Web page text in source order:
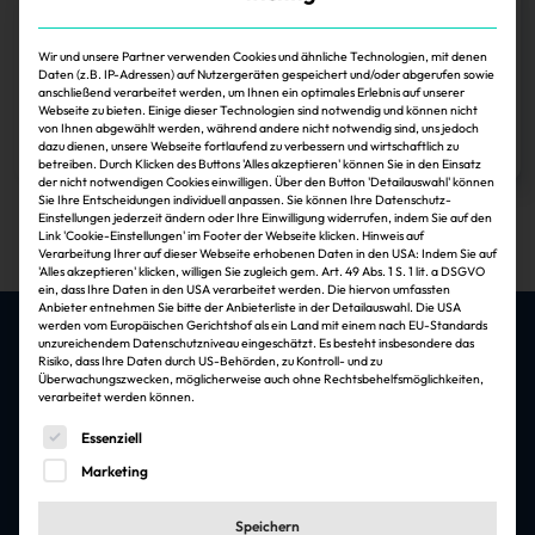
Savills IM: Volker Wanka geht zurück nach
Singapur
Harald Thomeczek 30.11.2024
Zum Artikel
1
Die besten Jobs & Arbeitgeber in der
Architektur & Ingenieursleistungen
Wir und unsere Partner verwenden Cookies und ähnliche Technologien, mit denen
Daten (z.B. IP-Adressen) auf Nutzergeräten gespeichert und/oder abgerufen sowie
anschließend verarbeitet werden, um Ihnen ein optimales Erlebnis auf unserer
Webseite zu bieten. Einige dieser Technologien sind notwendig und können nicht
von Ihnen abgewählt werden, während andere nicht notwendig sind, uns jedoch
dazu dienen, unsere Webseite fortlaufend zu verbessern und wirtschaftlich zu
betreiben. Durch Klicken des Buttons 'Alles akzeptieren' können Sie in den Einsatz
der nicht notwendigen Cookies einwilligen. Über den Button 'Detailauswahl' können
Sie Ihre Entscheidungen individuell anpassen. Sie können Ihre Datenschutz-
Einstellungen jederzeit ändern oder Ihre Einwilligung widerrufen, indem Sie auf den
Link 'Cookie-Einstellungen' im Footer der Webseite klicken. Hinweis auf
Verarbeitung Ihrer auf dieser Webseite erhobenen Daten in den USA: Indem Sie auf
'Alles akzeptieren' klicken, willigen Sie zugleich gem. Art. 49 Abs. 1 S. 1 lit. a DSGVO
ein, dass Ihre Daten in den USA verarbeitet werden. Die hiervon umfassten
Anbieter entnehmen Sie bitte der Anbieterliste in der Detailauswahl. Die USA
werden vom Europäischen Gerichtshof als ein Land mit einem nach EU-Standards
unzureichendem Datenschutzniveau eingeschätzt. Es besteht insbesondere das
Risiko, dass Ihre Daten durch US-Behörden, zu Kontroll- und zu
Überwachungszwecken, möglicherweise auch ohne Rechtsbehelfsmöglichkeiten,
verarbeitet werden können.
Es folgt eine Liste der Service-Gruppen, für die eine
Essenziell
Marketing
Speichern